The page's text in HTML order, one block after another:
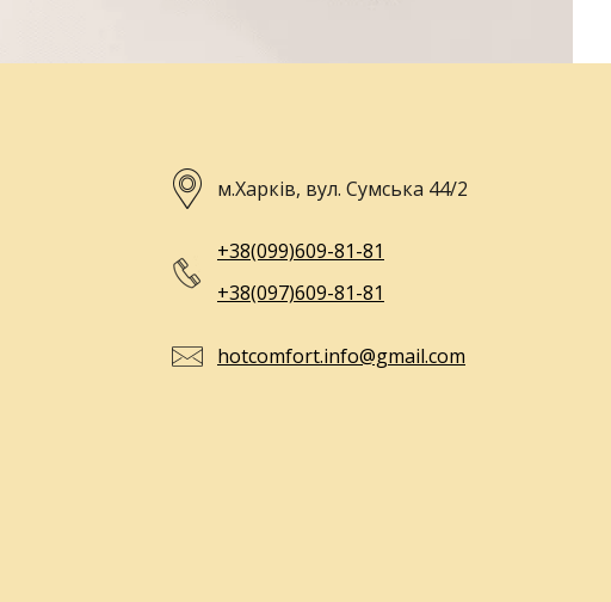
м.Харків, вул. Сумська 44/2
+38(099)609-81-81
+38(097)609-81-81
hotcomfort.info@gmail.com